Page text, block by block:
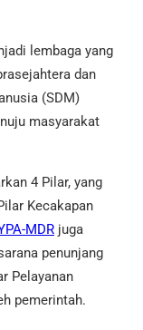
lembaga yang
dan
(SDM)
masyarakat
4 Pilar, yang
Kecakapan
MDR juga
penunjang
Pelayanan
pemerintah.